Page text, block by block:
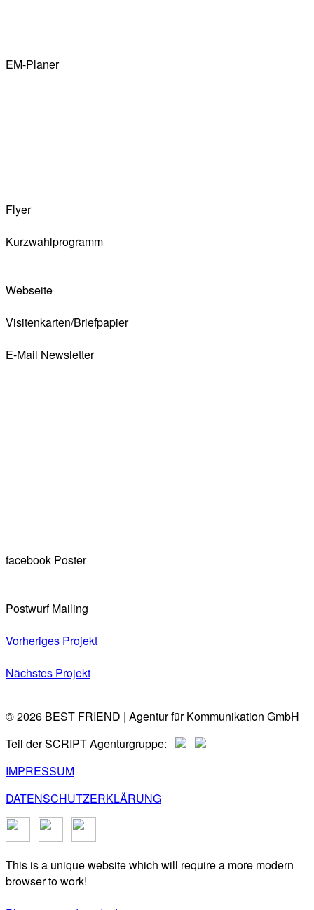
EM-Planer
Flyer
Kurzwahlprogramm
Webseite
Visitenkarten/Briefpapier
E-Mail Newsletter
facebook Poster
Postwurf Mailing
Vorheriges Projekt
Nächstes Projekt
© 2026 BEST FRIEND | Agentur für Kommunikation GmbH
Teil der SCRIPT Agenturgruppe:
IMPRESSUM
DATENSCHUTZERKLÄRUNG
This is a unique website which will require a more modern
browser to work!